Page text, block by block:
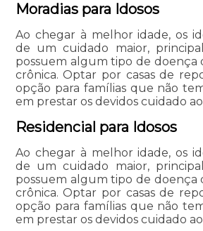
Moradias para Idosos
Ao chegar à melhor idade, os
de um cuidado maior,
possuem algum tipo de doença
crônica. Optar por casas de
opção para famílias que não
em prestar os devidos cuidado
Residencial para Idosos
Ao chegar à melhor idade, os
de um cuidado maior,
possuem algum tipo de doença
crônica. Optar por casas de
opção para famílias que não
em prestar os devidos cuidado